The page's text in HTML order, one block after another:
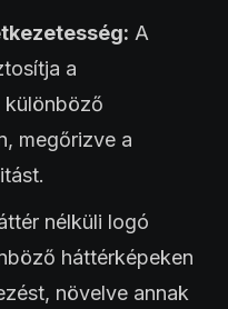
A
a
különböző
megőrizve a
nélküli logó
háttérképeken
növelve annak